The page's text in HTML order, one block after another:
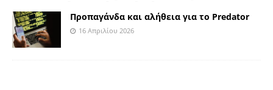
Προπαγάνδα και αλήθεια για το Predator
16 Απριλίου 2026